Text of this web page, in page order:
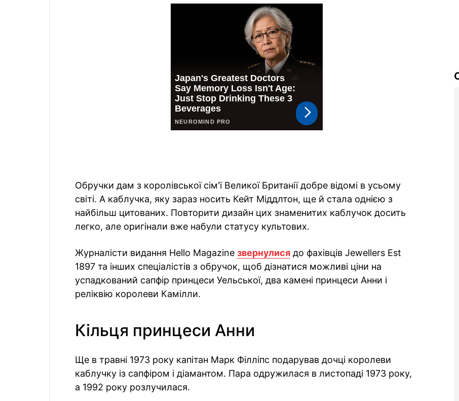
Обручки дам з королівської сім'ї Великої Британії добре відомі в усьому
світі. А каблучка, яку зараз носить Кейт Міддлтон, ще й стала однією з
найбільш цитованих. Повторити дизайн цих знаменитих каблучок досить
легко, але оригінали вже набули статусу культових.
Журналісти видання Hello Magazine звернулися до фахівців Jewellers Est
1897 та інших спеціалістів з обручок, щоб дізнатися можливі ціни на
успадкований сапфір принцеси Уельської, два камені принцеси Анни і
реліквію королеви Камілли.
Кільця принцеси Анни
Ще в травні 1973 року капітан Марк Філліпс подарував дочці королеви
каблучку із сапфіром і діамантом. Пара одружилася в листопаді 1973 року,
а 1992 року розлучилася.